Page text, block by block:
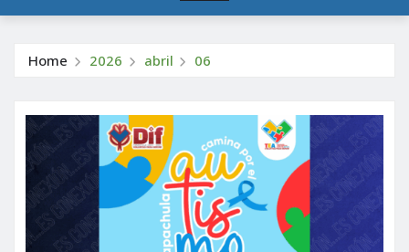
Home 2026 abril 06